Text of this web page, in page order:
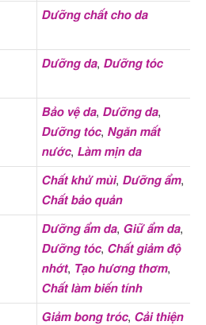
2 – Nguy cơ thấp
4 – Nguy cơ trung bình(3
thành phần);
8 – Nguy cơ cao(1 thành
phần);
EWG VERIFIED – An toàn
Da khô,Da dầu,Da hỗn hợp
Da thường
Dị ứng,Nhạy cảm với mùi
hương
Kích ứng mắt,Kích ứng mắt
Kích ứng da,Dị ứng,Kích
Dưỡng chất cho da
Dưỡng da, Dưỡng tóc
Bảo vệ da, Dưỡng da,
Dưỡng tóc, Ngăn mất
nước, Làm mịn da
Chất khử mùi, Dưỡng ẩm,
Chất bảo quản
Dưỡng ẩm da, Giữ ẩm da,
Dưỡng tóc, Chất giảm độ
nhớt, Tạo hương thơm,
Chất làm biến tính
Giảm bong tróc, Cải thiện